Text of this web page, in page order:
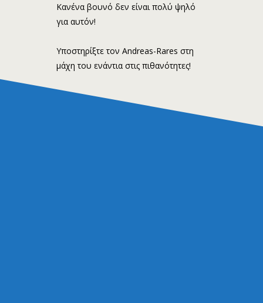
Κανένα βουνό δεν είναι πολύ ψηλό
για αυτόν!
Υποστηρίξτε τον Andreas-Rares στη
μάχη του ενάντια στις πιθανότητες!